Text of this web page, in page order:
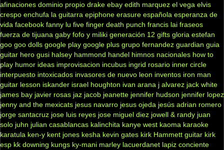
afinaciones dominio propio drake ebay edith marquez el vega elvis
crespo enchufa la guitarra epiphone erasure española esperanza de
vida facebook fanny lu five finger death punch francis lai fraseos
fuerza de tijuana gaby fofo y miliki generación 12 gifts gloria estefan
goo goo dolls google play google plus grupo fernandez guardian guia
guitar hero gusi halsey hammond handel himnos nacionales how to
play humor ideas improvisacion incubus ingrid rosario inner circle
interpuesto intoxicados invasores de nuevo leon inventos iron man
guitar lesson iskander israel houghton ivan arana j alvarez jack white
james bay javier rosas jaz jacob jeanette jennifer hudson jennifer lopez
jenny and the mexicats jesus navarro jesus ojeda jesús adrian romero
jorge santacruz jose luis reyes jose miguel diez jowell & randy juan
solo juhn julian casablancas kalinchita kanye west kaoma karaoke
karatula ken-y kent jones kesha kevin gates kirk Hammett guitar kirk
esp kk downing kungs ky-mani marley lacuerdanet lapiz conciente